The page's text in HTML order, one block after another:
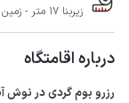
زیربنا 17 متر - زمین و محوطه 215 متر
درباره اقامتگاه
رزرو بوم گردی در نوش